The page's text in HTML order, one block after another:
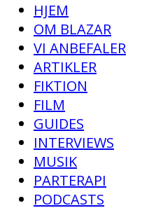
HJEM
OM BLAZAR
VI ANBEFALER
ARTIKLER
FIKTION
FILM
GUIDES
INTERVIEWS
MUSIK
PARTERAPI
PODCASTS